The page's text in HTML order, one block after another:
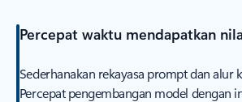
Percepat waktu mendapatkan
Sederhanakan rekayasa prompt dan alur
Percepat pengembangan model dengan